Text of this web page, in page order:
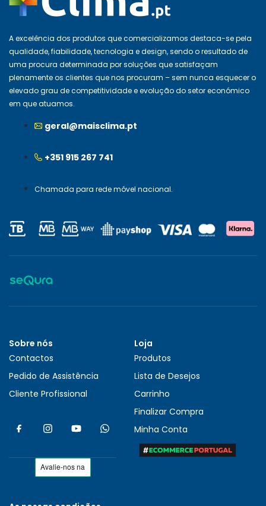
A excelência dos produtos que comercializamos destaca-se pela
qualidade, fiabilidade, tecnologia e design, sendo o resultado de
uma procura determinada por soluções que satisfaçam
plenamente os clientes que nos procuram – sem nunca esquecer o
elevado grau de competitividade e evolução do setor económico
em que atuamos.
geral@maisclima.pt
+351 915 267 741
Chamada para rede móvel nacional.
Sobre nós
Contactos
Pedido de Assistência
Cliente Profissional
Loja
Produtos
Lista de Desejos
Carrinho
Finalizar Compra
Minha Conta